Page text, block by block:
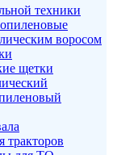
техники
воросом
щетки
тракторов